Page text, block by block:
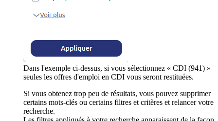
Dans l'exemple ci-dessus, si vous sélectionnez « CDI (941) »
seules les offres d'emploi en CDI vous seront restituées.
Si vous obtenez trop peu de résultats, vous pouvez supprimer
certains mots-clés ou certains filtres et critères et relancer votre
recherche.